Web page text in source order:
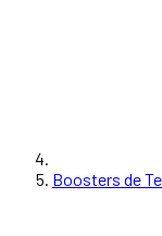
Boosters de